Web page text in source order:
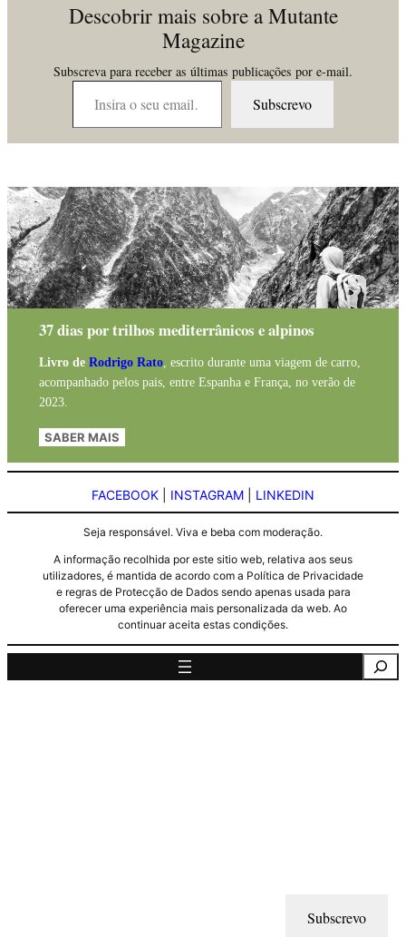
Descobrir mais sobre a Mutante
Magazine
Subscreva para receber as últimas publicações por e-mail.
Insira o seu email…
Subscrevo
37 dias por trilhos mediterrânicos e alpinos
Livro de Rodrigo Rato, escrito durante uma viagem de carro,
acompanhado pelos pais, entre Espanha e França, no verão de
2023.
SABER MAIS
FACEBOOK INSTAGRAM LINKEDIN
Seja responsável. Viva e beba com moderação.
A informação recolhida por este sitio web, relativa aos seus
utilizadores, é mantida de acordo com a Política de Privacidade
e regras de Protecção de Dados sendo apenas usada para
oferecer uma experiência mais personalizada da web. Ao
continuar aceita estas condições.
Subscrevo